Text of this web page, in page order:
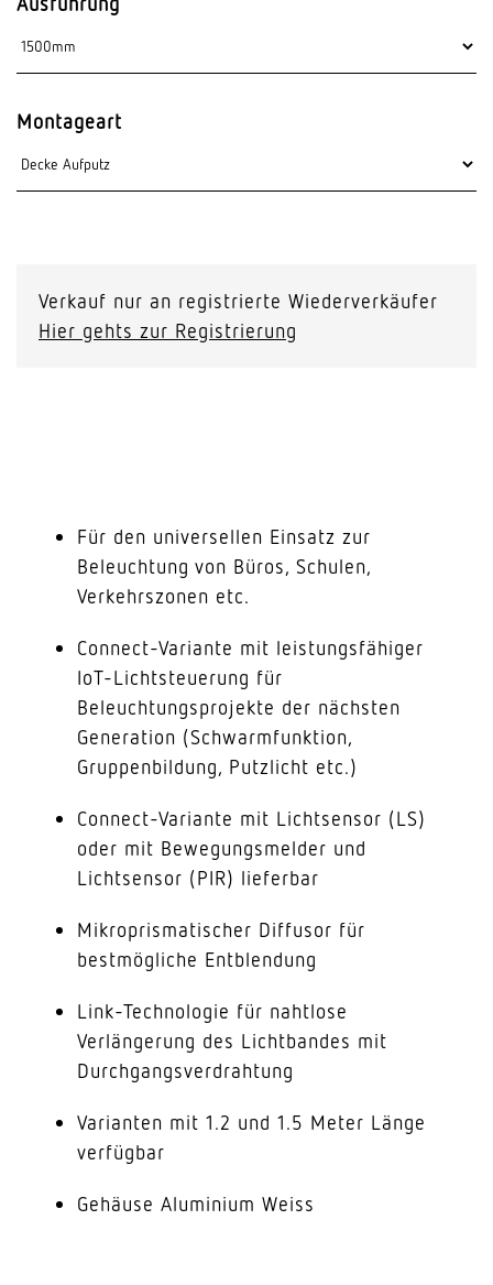
Montageart
Verkauf nur an registrierte Wiederverkäufer
Hier gehts zur Registrierung
Für den universellen Einsatz zur
Beleuchtung von Büros, Schulen,
Verkehrszonen etc.
Connect-Variante mit leistungsfähiger
IoT-Lichtsteuerung für
Beleuchtungsprojekte der nächsten
Generation (Schwarmfunktion,
Gruppenbildung, Putzlicht etc.)
Connect-Variante mit Lichtsensor (LS)
oder mit Bewegungsmelder und
Lichtsensor (PIR) lieferbar
Mikroprismatischer Diffusor für
bestmögliche Entblendung
Link-Technologie für nahtlose
Verlängerung des Lichtbandes mit
Durchgangsverdrahtung
Varianten mit 1.2 und 1.5 Meter Länge
verfügbar
Gehäuse Aluminium Weiss